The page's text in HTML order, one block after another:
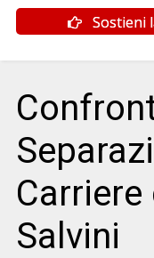
Sostieni
Salvini